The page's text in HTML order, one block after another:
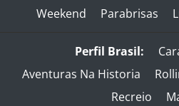
Weekend
Parabrisas
Perfil Brasil:
Aventuras Na Historia
Recreio